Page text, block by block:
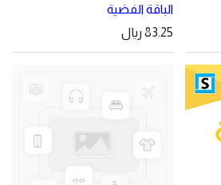
الباقة الفضية
83.25 ريال